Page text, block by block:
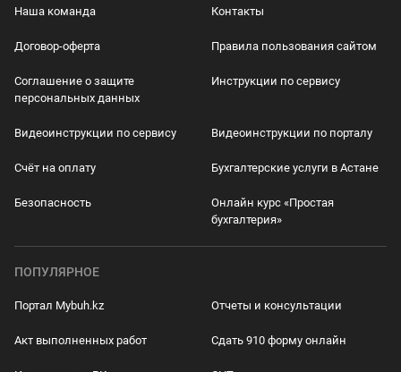
Наша команда Контакты
Договор-оферта Правила пользования сайтом
Соглашение о защите
персональных данных
Инструкции по сервису
Видеоинструкции по сервису Видеоинструкции по порталу
Счёт на оплату Бухгалтерские услуги в Астане
Безопасность
Онлайн курс «Простая
бухгалтерия»
ПОПУЛЯРНОЕ
Портал Mybuh.kz Отчеты и консультации
Акт выполненных работ Сдать 910 форму онлайн